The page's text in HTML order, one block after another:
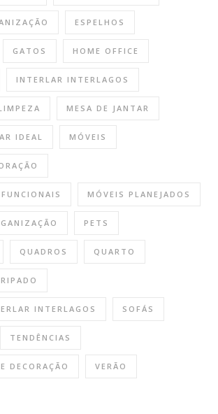
ESPELHOS
GATOS HOME OFFICE
INTERLAR INTERLAGOS
MESA DE JANTAR
IDEAL MÓVEIS
MÓVEIS PLANEJADOS
PETS
QUADROS QUARTO
RIPADO
INTERLAGOS SOFÁS
TENDÊNCIAS
DECORAÇÃO VERÃO